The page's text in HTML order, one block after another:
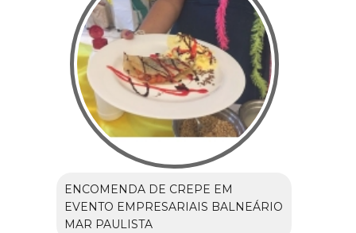
ENCOMENDA DE CREPE EM
EVENTO EMPRESARIAIS BALNEÁRIO
MAR PAULISTA